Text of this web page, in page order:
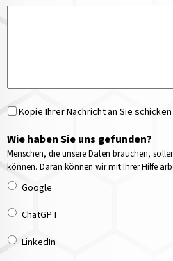
Kopie Ihrer Nachricht an Sie schicken
Wie haben Sie uns gefunden?
Menschen, die unsere Daten brauchen,
können. Daran können wir mit Ihrer Hilfe
Google
ChatGPT
LinkedIn